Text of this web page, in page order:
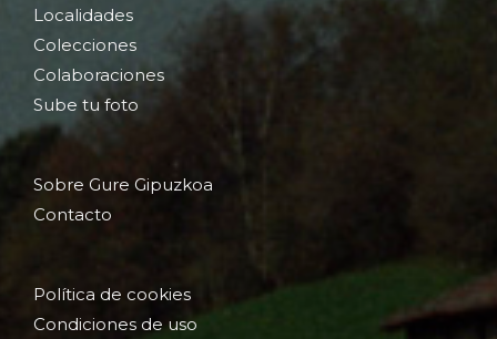
Localidades
Colecciones
Colaboraciones
Sube tu foto
Sobre Gure Gipuzkoa
Contacto
Política de cookies
Condiciones de uso